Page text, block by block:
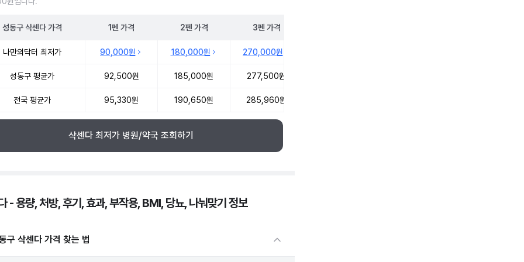
성동구 삭센다가격 1펜 가격 2펜 가격 3펜 가격
나만의닥터 최저가 90,000원 180,000원 270,000원
성동구 평균가 92,500원 185,000원 277,500원
전국 평균가 95,330원 190,650원 285,960원
삭센다 최저가 병원/약국 조회하기
- 용량, 처방, 후기, 효과, 부작용, BMI, 당뇨, 나눠맞기 정보
구 삭센다 가격 찾는 법